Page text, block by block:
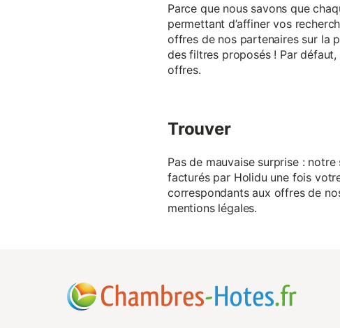
Parce que nous savons que
permettant d’affiner vos
offres de nos partenaires sur la
des filtres proposés ! Par
offres.
Trouver
Pas de mauvaise surprise :
facturés par Holidu une fois
correspondants aux offres de
mentions légales.